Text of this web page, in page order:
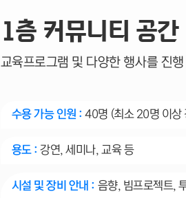
1층 커뮤니티 공간
교육프로그램 및 다양한 행사를 진
수용 가능 인원 : 40명 (최소 20명 이상
용도 : 강연, 세미나, 교육 등
시설 및 장비 안내 : 음향, 빔프로젝트,